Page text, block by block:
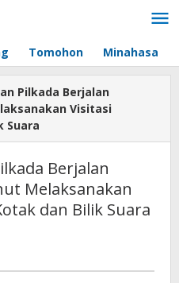
Tomohon Minahasa
Pilkada Berjalan
Visitasi
Suara
Berjalan
Melaksanakan
dan Bilik Suara